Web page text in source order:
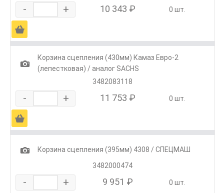
- + 10 343 ₽ 0 шт.
Ä
1
Корзина сцепления (430мм) Камаз Евро-2
(лепестковая) / аналог SACHS
3482083118
- + 11 753 ₽ 0 шт.
Ä
1
Корзина сцепления (395мм) 4308 / СПЕЦМАШ
3482000474
- + 9 951 ₽ 0 шт.